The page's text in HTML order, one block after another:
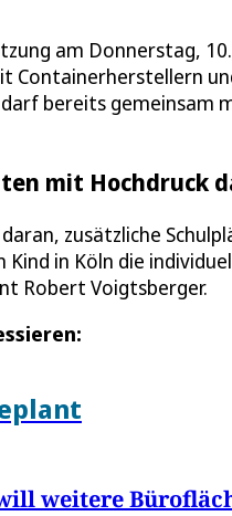
am Donnerstag,
Containerherstellern
bereits
mit Hochdruck
zusätzliche
in Köln die
Robert Voigtsberger.
weitere